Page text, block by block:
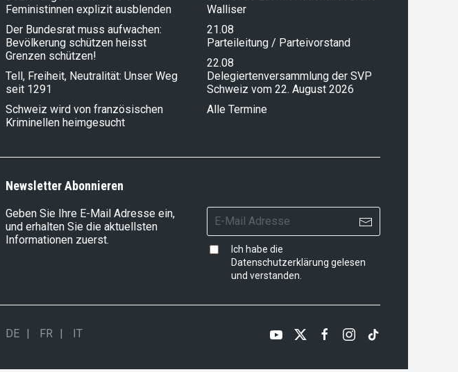
Feministinnen explizit ausblenden
Der Bundesrat muss aufwachen:
Bevölkerung schützen heisst
Grenzen schützen!
Tell, Freiheit, Neutralität: Unser Weg
seit 1291
Schweiz wird von französischen
Kriminellen heimgesucht
Walliser
21.08
Parteileitung / Parteivorstand
22.08
Delegiertenversammlung der SVP
Schweiz vom 22. August 2026
Alle Termine
Newsletter Abonnieren
Geben Sie Ihre E-Mail Adresse ein,
und erhalten Sie die aktuellsten
Informationen zuerst.
Ich habe die
Datenschutzerklärung gelesen
und verstanden.
DE FR IT